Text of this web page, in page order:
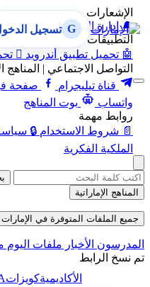
الإشعارات
🔔 إدارة الإشعارات
التطبيقات
🤖 تحميل تطبيق أندرويد 
التواصل الاجتماعي | المناهج
قناة تيليجرام
صفحة
واتساب
بوت المناهج
روابط مهمة
📄 شروط الاستخدام 🔒
الملكية الفكرية
G تسجيل
المناهج الإماراتية
جميع الملفات المتوفرة في الإمارات حتى
المدرسون الأخبار ملفات اليوم
تم نسخ الرابط
الأكاديميةكويزات